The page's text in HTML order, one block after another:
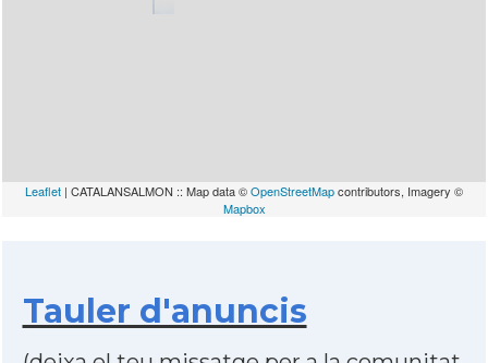
Leaflet | CATALANSALMON :: Map data ©OpenStreetMapcontributors, Imagery ©
Mapbox
Tauler d'anuncis